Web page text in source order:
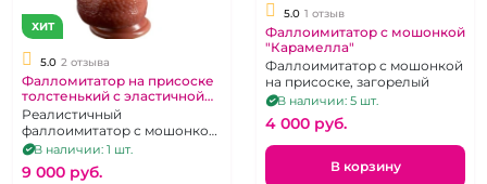
ХИТ
5.0 2 отзыва
Фалломитатор на присоске
толстенький с эластичной
оттягивавшейся кожей
Реалистичный
фаллоимитатор с мошонкой
и подвижной кожей.
В наличии: 1 шт.
9 000 pуб.
5.0 1 отзыв
Фаллоимитатор с мошонкой
"Карамелла"
Фаллоимитатор с мошонкой
на присоске, загорелый
В наличии: 5 шт.
4 000 pуб.
В корзину